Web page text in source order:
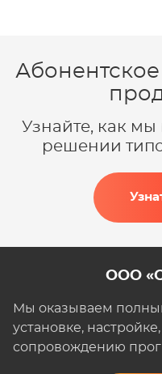
Узнайте, как
решении
ООО
Мы оказываем
установке,
сопровождению